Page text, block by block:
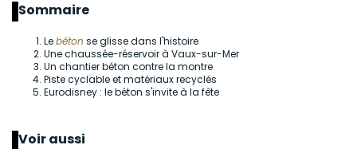
Sommaire
Lebéton se glisse dans l'histoire
Une chaussée-réservoir à Vaux-sur-Mer
Un chantier béton contre la montre
Piste cyclable et matériaux recyclés
Eurodisney : le béton s'invite à la fête
Voir aussi